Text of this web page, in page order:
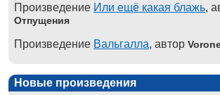
Произведение Или ещё какая блажь,
Отпущения
Произведение Вальгалла, автор
Новые произведения